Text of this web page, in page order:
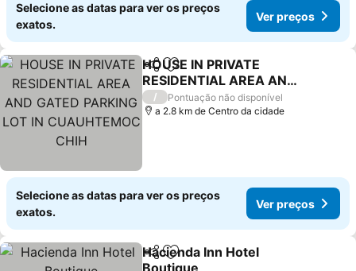
Selecione as datas para ver os preços
exatos.
Ver preços
PartilharAdicionar aos favoritos
HOUSE IN PRIVATE
RESIDENTIAL AREA AND
GATED PARKING LOT IN
CUAUHTEMOC CHIH
Ver preços
/
Pontuação não disponível
a 2.8 km de Centro da cidade
Selecione as datas para ver os preços
exatos.
Ver preços
PartilharAdicionar aos favoritos
Hacienda Inn Hotel
Boutique